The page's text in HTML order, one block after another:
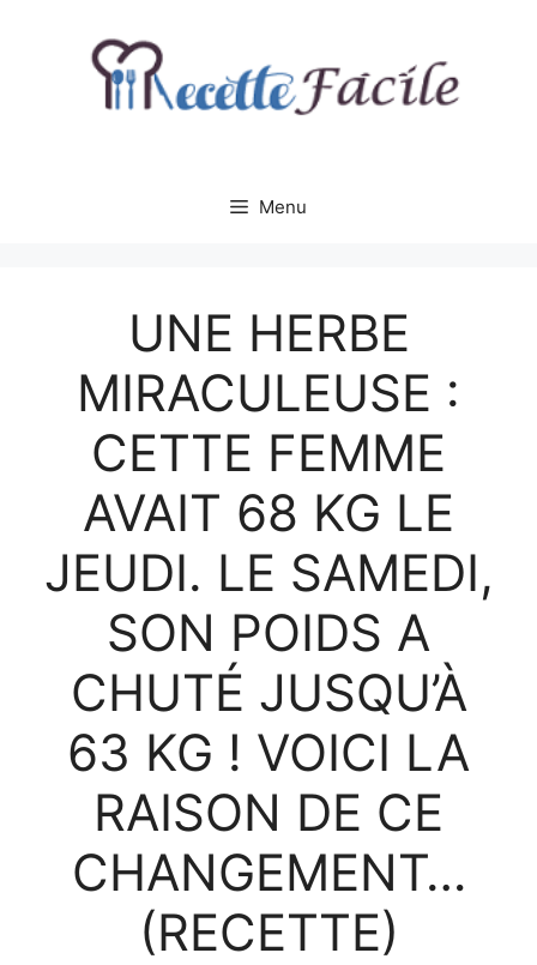
Menu
UNE HERBE
MIRACULEUSE :
CETTE FEMME
AVAIT 68 KG LE
JEUDI. LE SAMEDI,
SON POIDS A
CHUTÉ JUSQU’À
63 KG ! VOICI LA
RAISON DE CE
CHANGEMENT…
(RECETTE)